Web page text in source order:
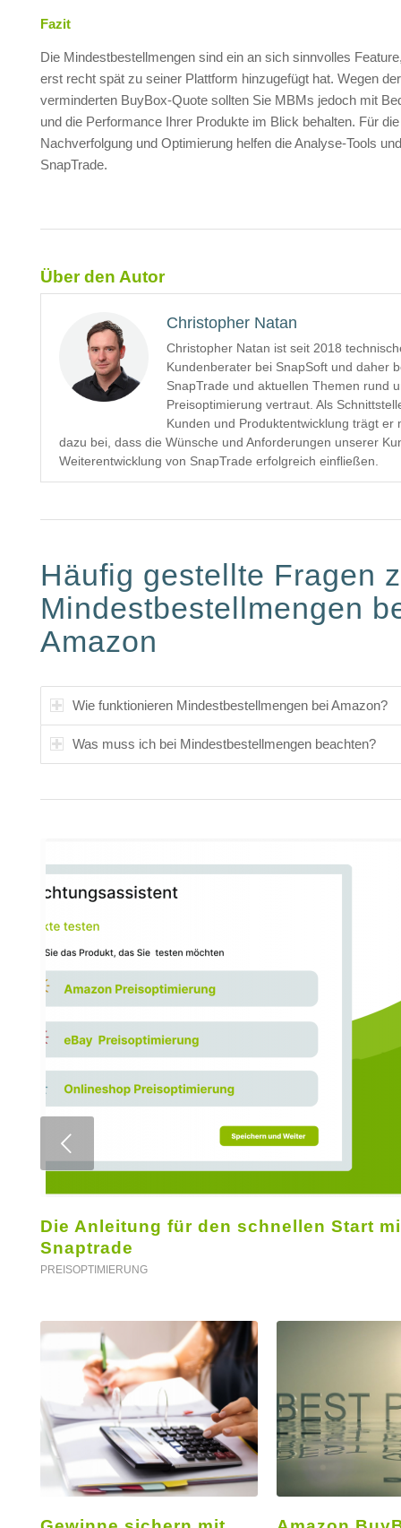
Fazit
Die Mindestbestellmengen sind ein an sich sinnvolles
erst recht spät zu seiner Plattform hinzugefügt hat. Wegen
verminderten BuyBox-Quote sollten Sie MBMs jedoch mit
und die Performance Ihrer Produkte im Blick behalten. Für die
Nachverfolgung und Optimierung helfen die Analyse-Tools
SnapTrade.
Über den Autor
Christopher Natan
Christopher Natan ist seit 2018
Kundenberater bei SnapSoft und daher
SnapTrade und aktuellen Themen rund
Preisoptimierung vertraut. Als
Kunden und Produktentwicklung trägt er
dazu bei, dass die Wünsche und Anforderungen unserer
Weiterentwicklung von SnapTrade erfolgreich einfließen.
Häufig gestellte Fragen
Mindestbestellmengen
Amazon
Wie funktionieren Mindestbestellmengen bei Amazon?
Was muss ich bei Mindestbestellmengen beachten?
Die Anleitung für den schnellen Start
Snaptrade
PREISOPTIMIERUNG
Weiter